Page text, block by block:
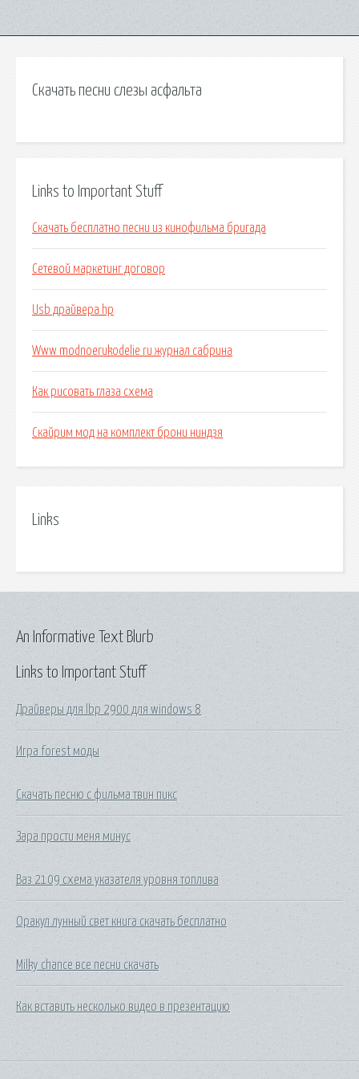
Скачать песни слезы асфальта
Links to Important Stuff
Скачать бесплатно песни из кинофильма бригада
Сетевой маркетинг договор
Usb драйвера hp
Www modnoerukodelie ru журнал сабрина
Как рисовать глаза схема
Скайрим мод на комплект брони ниндзя
Links
Links to Important Stuff
Драйверы для lbp 2900 для windows 8
Игра forest моды
Скачать песню с фильма твин пикс
Зара прости меня минус
Ваз 2109 схема указателя уровня топлива
Оракул лунный свет книга скачать бесплатно
Milky chance все песни скачать
Как вставить несколько видео в презентацию
An Informative Text Blurb